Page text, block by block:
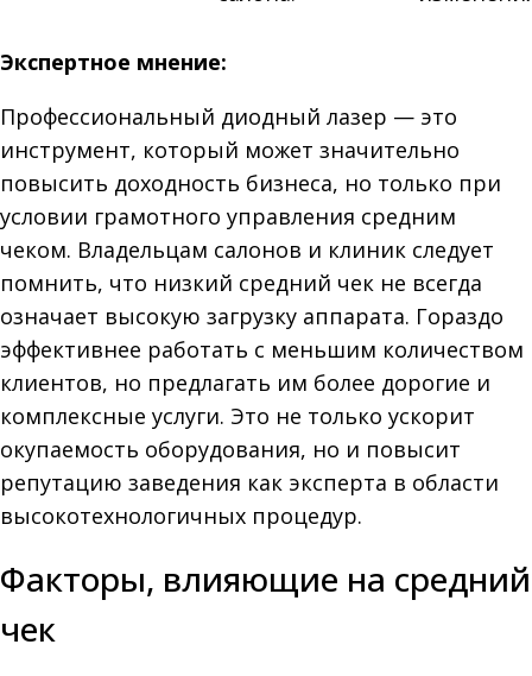
Экспертное мнение:
Профессиональный диодный лазер — это
инструмент, который может значительно
повысить доходность бизнеса, но только при
условии грамотного управления средним
чеком. Владельцам салонов и клиник следует
помнить, что низкий средний чек не всегда
означает высокую загрузку аппарата. Гораздо
эффективнее работать с меньшим количеством
клиентов, но предлагать им более дорогие и
комплексные услуги. Это не только ускорит
окупаемость оборудования, но и повысит
репутацию заведения как эксперта в области
высокотехнологичных процедур.
Факторы, влияющие на средний
чек